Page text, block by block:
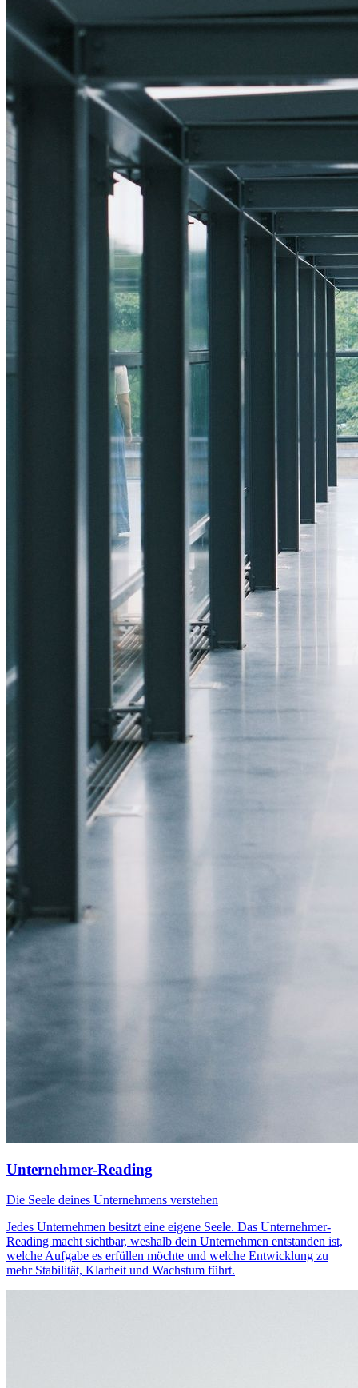
Unternehmer-Reading
Die Seele deines Unternehmens verstehen
Jedes Unternehmen besitzt eine eigene Seele. Das Unternehmer-
Reading macht sichtbar, weshalb dein Unternehmen entstanden ist,
welche Aufgabe es erfüllen möchte und welche Entwicklung zu
mehr Stabilität, Klarheit und Wachstum führt.